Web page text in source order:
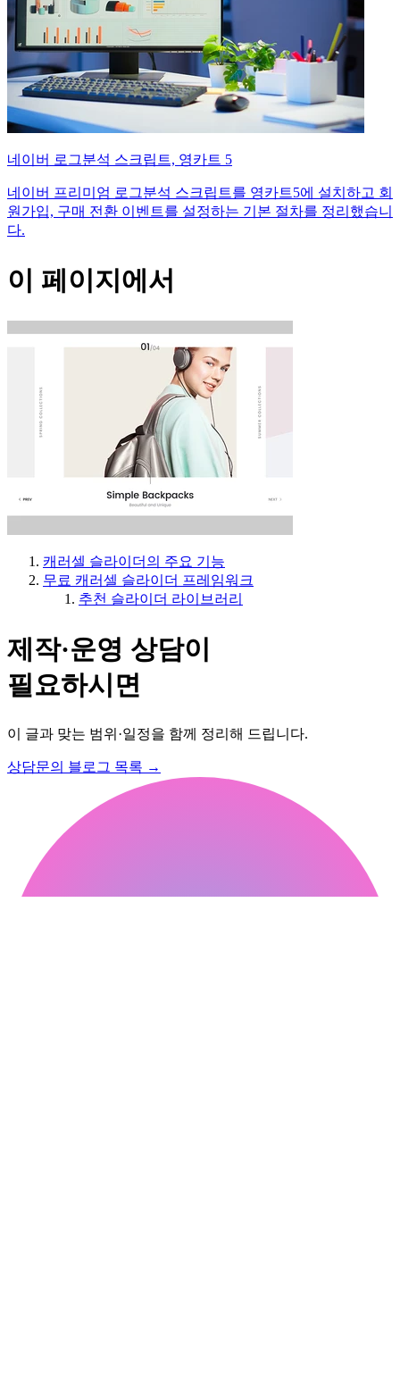
네이버 로그분석 스크립트, 영카트 5
네이버 프리미엄 로그분석 스크립트를 영카트5에 설치하고 회
원가입, 구매 전환 이벤트를 설정하는 기본 절차를 정리했습니
다.
이 페이지에서
캐러셀 슬라이더의 주요 기능
무료 캐러셀 슬라이더 프레임워크
추천 슬라이더 라이브러리
제작·운영 상담이
필요하시면
이 글과 맞는 범위·일정을 함께 정리해 드립니다.
상담문의 블로그 목록 →